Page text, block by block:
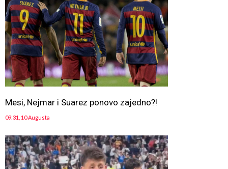
Mesi, Nejmar i Suarez ponovo zajedno?!
09:31, 10 Augusta